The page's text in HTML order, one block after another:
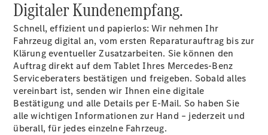
Benz Store
V-Klasse
V-Klasse
Digitaler Kundenempfang.
Schnell, effizient und papierlos: Wir nehmen Ihr
Fahrzeug digital an, vom ersten Reparaturauftrag bis zur
Klärung eventueller Zusatzarbeiten. Sie können den
Auftrag direkt auf dem Tablet Ihres Mercedes-Benz
Serviceberaters bestätigen und freigeben. Sobald alles
vereinbart ist, senden wir Ihnen eine digitale
Bestätigung und alle Details per E-Mail. So haben Sie
alle wichtigen Informationen zur Hand – jederzeit und
überall, für jedes einzelne Fahrzeug.